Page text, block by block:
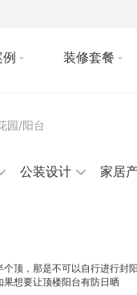
装修套餐
园/阳台
公装设计 家居
顶，那是不可以自行进行
想要让顶楼阳台有防日晒